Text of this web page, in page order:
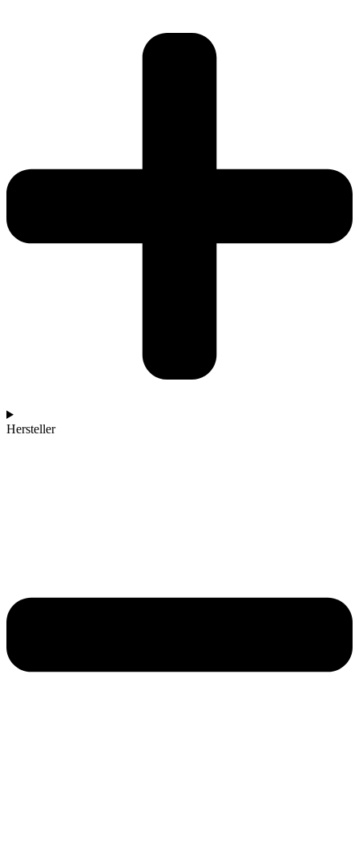
Hersteller